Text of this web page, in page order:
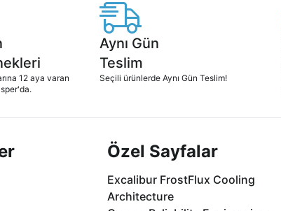
12 aya varan
Aynı Gün
Teslim
Seçili ürünlerde Aynı Gün Teslim!
Özel Sayfalar
Excalibur FrostFlux Cooling
Architecture